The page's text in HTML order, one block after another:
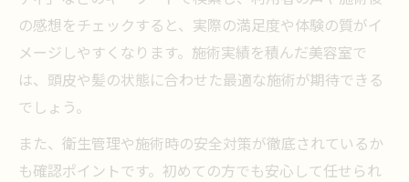
の感想をチェックすると、実際の満足度や体験の質がイ
メージしやすくなります。施術実績を積んだ美容室で
は、頭皮や髪の状態に合わせた最適な施術が期待できる
でしょう。
また、衛生管理や施術時の安全対策が徹底されているか
も確認ポイントです。初めての方でも安心して任せられ